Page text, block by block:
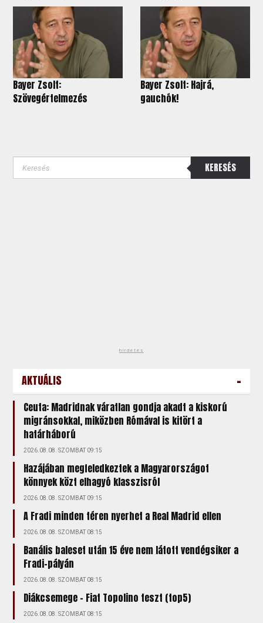
Bayer Zsolt:
Szövegértelmezés
Bayer Zsolt: Hajrá,
gauchók!
KERESÉS
hirdetés
AKTUÁLIS -
Ceuta: Madridnak váratlan gondja akadt a kiskorú
migránsokkal, miközben Rómával is kitört a
határháború
2026.08.08. SZOMBAT 09:15
Hazájában megfeledkeztek a Magyarországot
könnyek közt elhagyó klasszisról
2026.08.08. SZOMBAT 09:15
A Fradi minden téren nyerhet a Real Madrid ellen
2026.08.08. SZOMBAT 08:15
Banális baleset után 15 éve nem látott vendégsiker a
Fradi-pályán
2026.08.08. SZOMBAT 08:15
Diákcsemege – Fiat Topolino teszt (top5)
2026.08.08. SZOMBAT 08:15